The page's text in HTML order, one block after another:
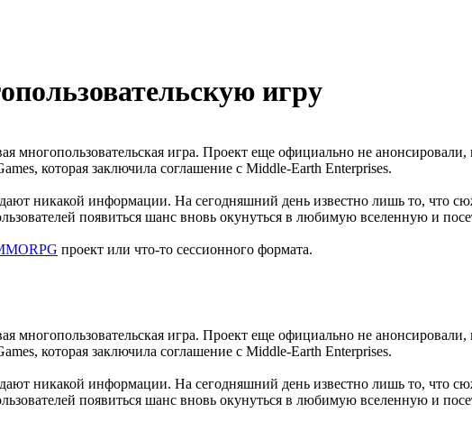
игру
многопользовательская игра. Проект еще официально не
которая заключила соглашение с Middle-Earth Enterprises.
никакой информации. На сегодняшний день известно лишь то, что
появиться шанс вновь окунуться в любимую вселенную и
проект или что-то сессионного формата.
многопользовательская игра. Проект еще официально не
которая заключила соглашение с Middle-Earth Enterprises.
никакой информации. На сегодняшний день известно лишь то, что
появиться шанс вновь окунуться в любимую вселенную и